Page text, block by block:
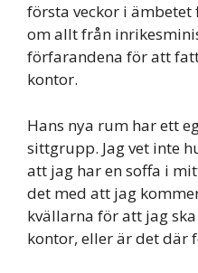
första veckor i ämbetet
om allt från
förfarandena för att
kontor.
Hans nya rum har ett
sittgrupp. Jag vet inte
att jag har en soffa i
det med att jag
kvällarna för att jag
kontor, eller är det där